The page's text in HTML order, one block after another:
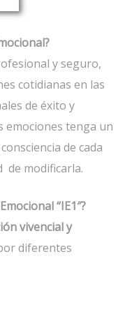
y seguro,
cotidianas en las
de éxito y
emociones tenga un
de cada
de modificarla.
“IE1″?
vivencial y
diferentes